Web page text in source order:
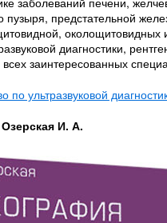
пузыря, предстательной
околощитовидных
диагностики,
заинтересованных
по ультразвуковой
И. А.